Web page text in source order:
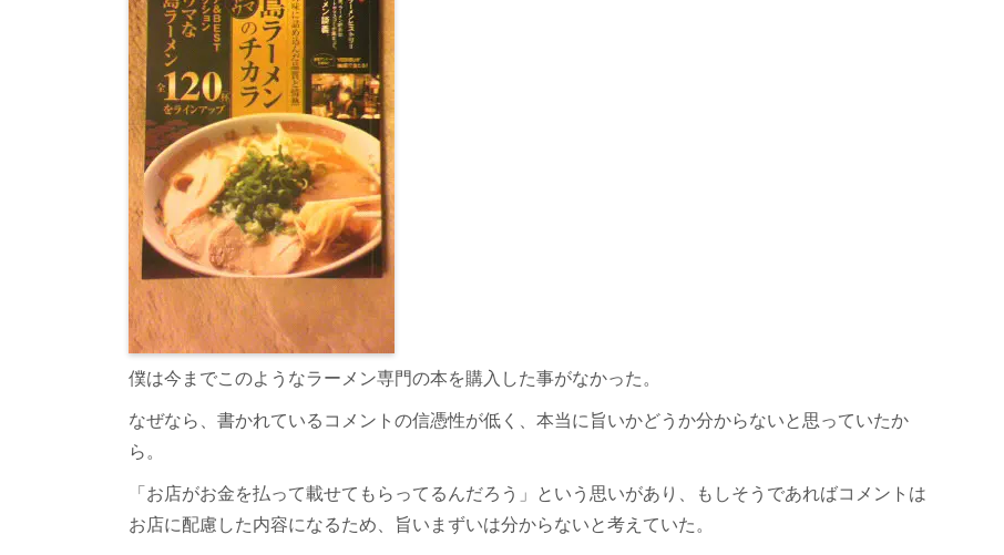
僕は今までこのようなラーメン専門の本を購入した事がなかった。
なぜなら、書かれているコメントの信憑性が低く、本当に旨いかどうか分からないと思っていたか
ら。
「お店がお金を払って載せてもらってるんだろう」という思いがあり、もしそうであればコメントは
お店に配慮した内容になるため、旨いまずいは分からないと考えていた。